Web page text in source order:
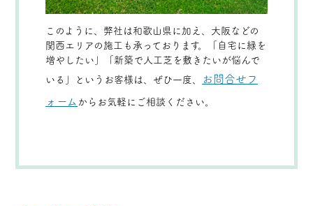
このように、弊社は和歌山県に加え、大阪などの
関西エリアの施工も承っております。「自宅に緑を
増やしたい」「新築で人工芝を敷きたいが悩んで
いる」というお客様は、ぜひ一度、
お問合せフ
ォーム からお気軽にご相談ください。